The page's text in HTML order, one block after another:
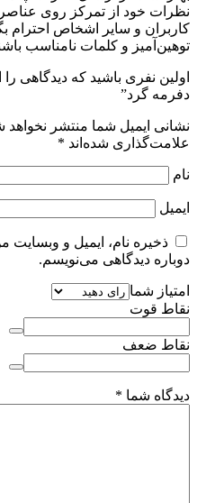
نظرات خود از تمرکز روی عناصر
کاربران و سایر اشخاص احترام
توهین‌آمیز و کلمات نامناسب
اولین نفری باشید که دیدگاهی
دفرمه گرد”
نشانی ایمیل شما منتشر نخواهد
علامت‌گذاری شده‌اند *
نام
ایمیل
ذخیره نام، ایمیل و وبسایت
دوباره دیدگاهی می‌نویسم.
امتیاز شما
نقاط قوت
نقاط ضعف
دیدگاه شما *